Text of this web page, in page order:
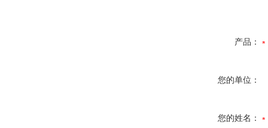
产品：
您的单位：
您的姓名：